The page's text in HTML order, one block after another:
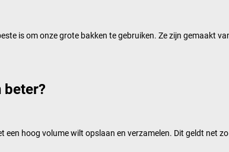
is om onze grote bakken te gebruiken. Ze zijn gemaakt
beter?
hoog volume wilt opslaan en verzamelen. Dit geldt net